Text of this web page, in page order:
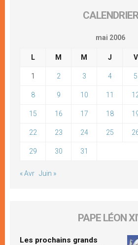
CALENDRIER
mai 2006
L M M J V
1 2 3 4 5
8 9 10 11
15 16 17 18
22 23 24 25
29 30 31
« Avr Juin »
PAPE LÉON
Les prochains grands